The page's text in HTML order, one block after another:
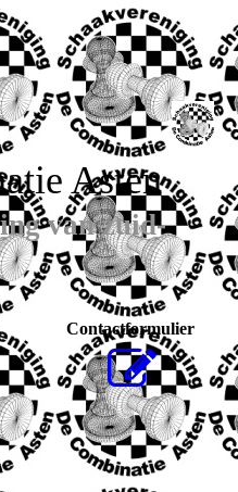
Asten
van zuid-
Contactformulier